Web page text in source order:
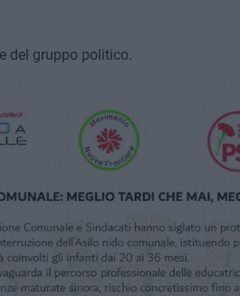
del gruppo politico.